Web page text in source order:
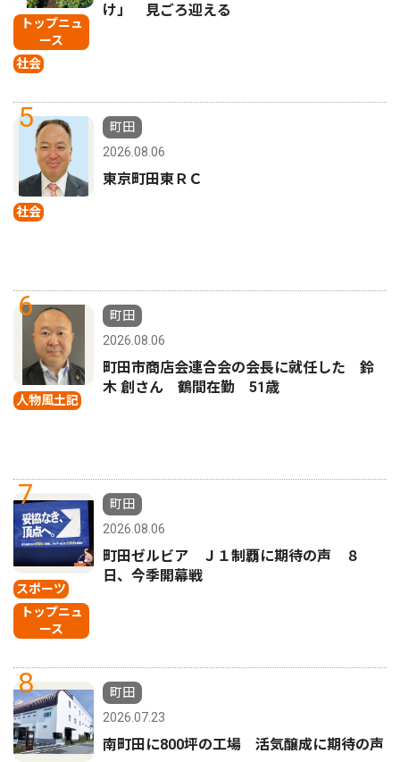
トップニュ
ース
社会
け」 見ごろ迎える
5
社会
町田
2026.08.06
東京町田東ＲＣ
6
人物風土記
町田
2026.08.06
町田市商店会連合会の会長に就任した 鈴
木 創さん 鶴間在勤 51歳
7
スポーツ
トップニュ
ース
町田
2026.08.06
町田ゼルビア Ｊ１制覇に期待の声 ８
日、今季開幕戦
8
町田
2026.07.23
南町田に800坪の工場 活気醸成に期待の声